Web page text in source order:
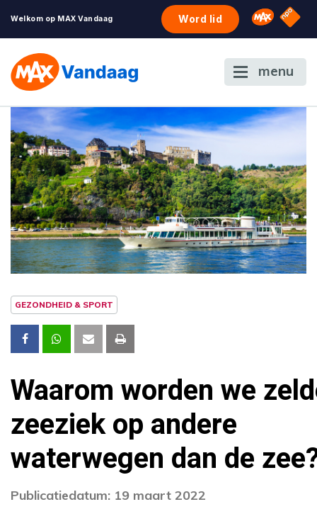
Welkom op MAX Vandaag Word lid Omroep
NPO
menu
GEZONDHEID & SPORT
Waarom worden we
zeeziek op andere
waterwegen dan de
Publicatiedatum: 19 maart 2022